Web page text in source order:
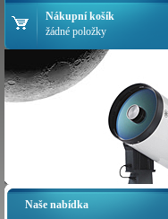
Naše nabídka
Nákupní košík
žádné položky